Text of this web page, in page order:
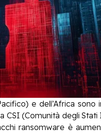
e dell’Africa
CSI (Comunità degli
ransomware è